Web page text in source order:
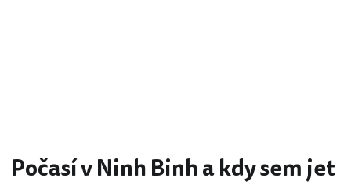
Počasí v Ninh Binh a kdy sem jet